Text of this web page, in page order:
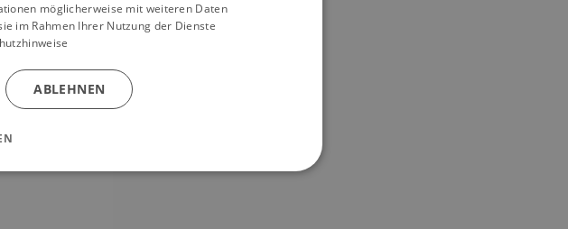
möglicherweise mit weiteren Daten
im Rahmen Ihrer Nutzung der Dienste
ABLEHNEN